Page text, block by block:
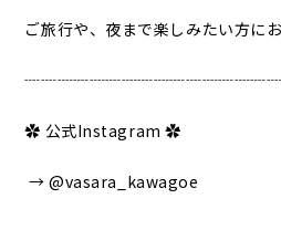
ご旅行や、夜まで楽しみたい方に
✿ 公式Instagram ✿
→ @vasara_kawagoe